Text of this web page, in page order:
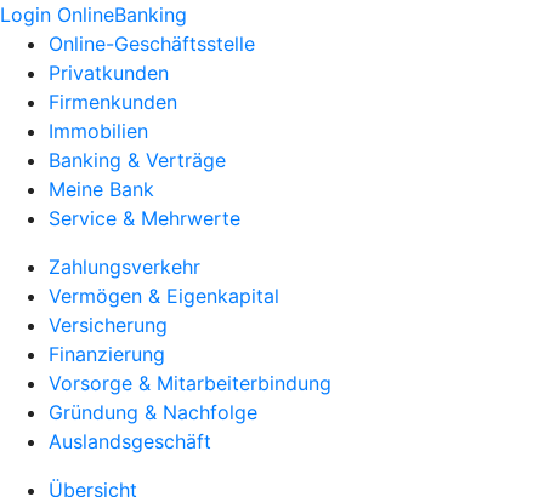
Login OnlineBanking
Online-Geschäftsstelle
Privatkunden
Firmenkunden
Immobilien
Banking & Verträge
Meine Bank
Service & Mehrwerte
Zahlungsverkehr
Vermögen & Eigenkapital
Versicherung
Finanzierung
Vorsorge & Mitarbeiterbindung
Gründung & Nachfolge
Auslandsgeschäft
Übersicht